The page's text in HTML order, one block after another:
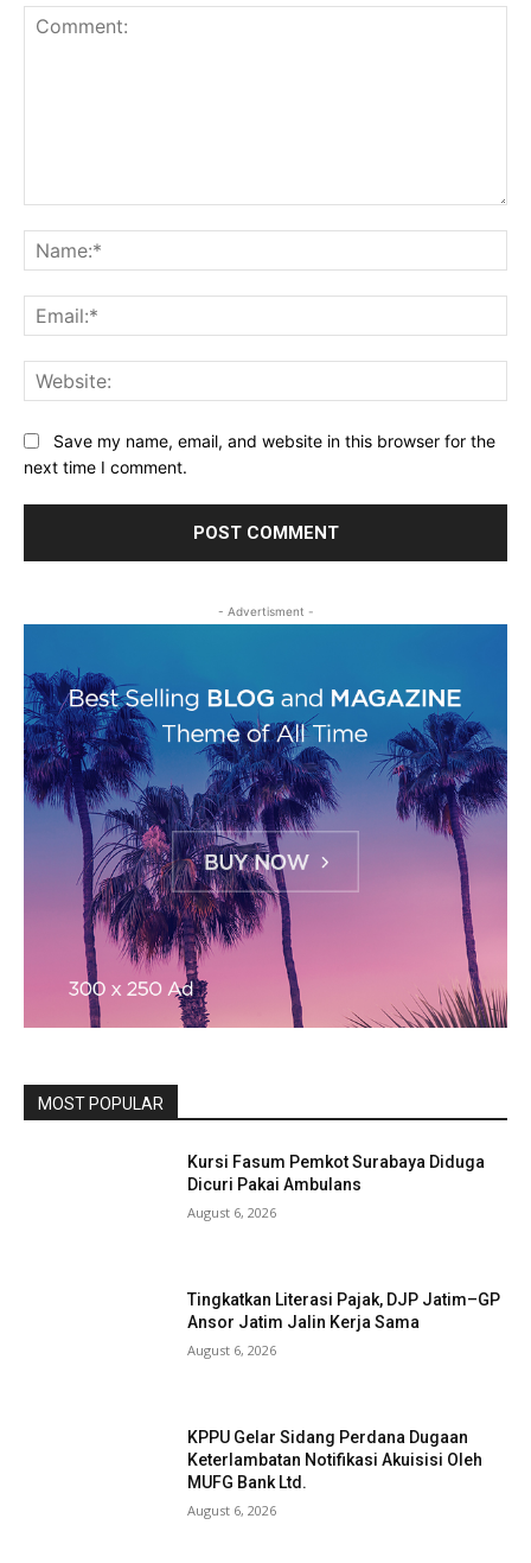
Save my name, email, and website in this browser for the
next time I comment.
- Advertisment -
MOST POPULAR
Kursi Fasum Pemkot Surabaya Diduga
Dicuri Pakai Ambulans
August 6, 2026
Tingkatkan Literasi Pajak, DJP Jatim–GP
Ansor Jatim Jalin Kerja Sama
August 6, 2026
KPPU Gelar Sidang Perdana Dugaan
Keterlambatan Notifikasi Akuisisi Oleh
MUFG Bank Ltd.
August 6, 2026